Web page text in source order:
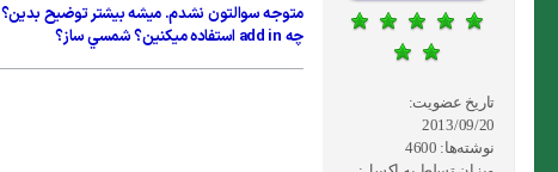
تاریخ عضویت:
2013/09/20
نوشته‌ها: 4600
متوجه سوالتون نشدم. ميشه بيشتر توضيح بدين؟
چه add in استفاده ميكنين؟ شمسي ساز؟